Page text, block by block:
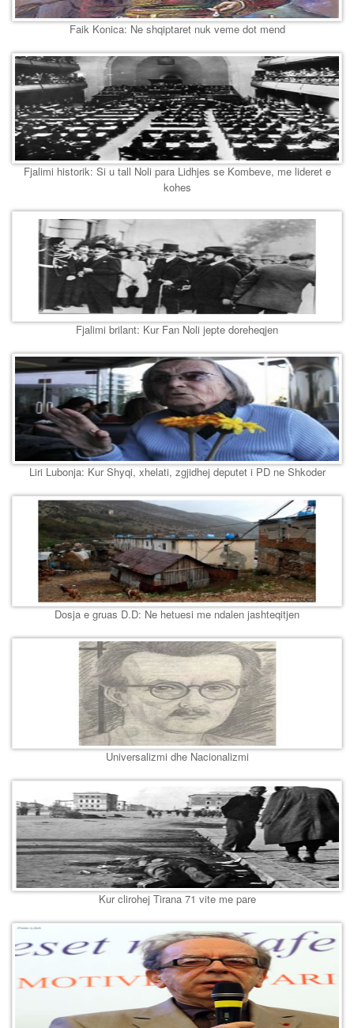
Faik Konica: Ne shqiptaret nuk veme dot mend
Fjalimi historik: Si u tall Noli para Lidhjes se Kombeve, me lideret e
kohes
Fjalimi brilant: Kur Fan Noli jepte doreheqjen
Liri Lubonja: Kur Shyqi, xhelati, zgjidhej deputet i PD ne Shkoder
Dosja e gruas D.D: Ne hetuesi me ndalen jashteqitjen
Universalizmi dhe Nacionalizmi
Kur clirohej Tirana 71 vite me pare